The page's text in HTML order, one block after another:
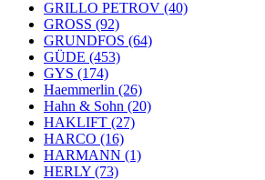
GRILLO PETROV (40)
GROSS (92)
GRUNDFOS (64)
GÜDE (453)
GYS (174)
Haemmerlin (26)
Hahn & Sohn (20)
HAKLIFT (27)
HARCO (16)
HARMANN (1)
HERLY (73)